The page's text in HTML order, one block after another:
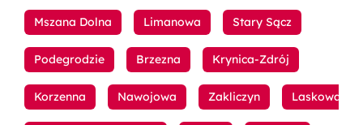
Mszana Dolna Limanowa Stary Sącz
Podegrodzie Brzezna Krynica-Zdrój
Korzenna Nawojowa Zakliczyn Laskowa